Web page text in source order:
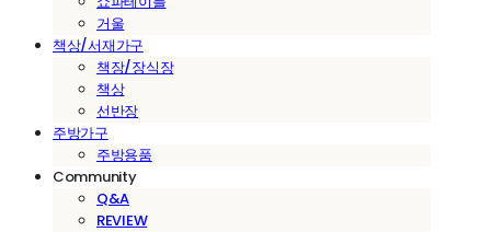
거울
책상/서재가구
책장/장식장
책상
선반장
주방가구
주방용품
Community
Q&A
REVIEW